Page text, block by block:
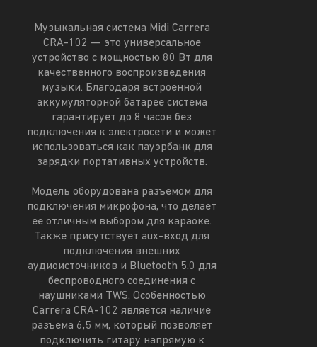
Музыкальная система Midi Carrera
CRA-102 — это универсальное
устройство с мощностью 80 Вт для
качественного воспроизведения
музыки. Благодаря встроенной
аккумуляторной батарее система
гарантирует до 8 часов без
подключения к электросети и может
использоваться как пауэрбанк для
зарядки портативных устройств.
Модель оборудована разъемом для
подключения микрофона, что делает
ее отличным выбором для караоке.
Также присутствует aux-вход для
подключения внешних
аудиоисточников и Bluetooth 5.0 для
беспроводного соединения с
наушниками TWS. Особенностью
Carrera CRA-102 является наличие
разъема 6,5 мм, который позволяет
подключить гитару напрямую к